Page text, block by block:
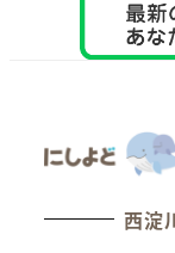
西淀